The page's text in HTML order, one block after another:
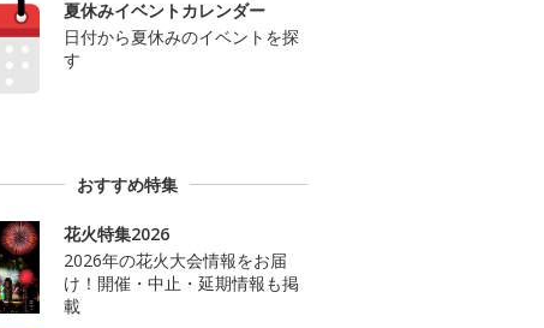
夏休みイベントカレンダー
日付から夏休みのイベントを探
す
おすすめ特集
花火特集2026
2026年の花火大会情報をお届
け！開催・中止・延期情報も掲
載